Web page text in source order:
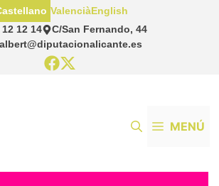
12 12 14
C/San Fernando, 44
ValenciàEnglish
MENÚ